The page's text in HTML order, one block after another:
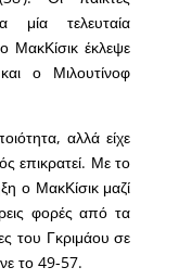
μία τελευταία
ΜακΚίσικ έκλεψε
ο Μιλουτίνοφ
αλλά είχε
επικρατεί. Με το
ο ΜακΚίσικ μαζί
φορές από τα
του Γκριμάου σε
το 49-57.